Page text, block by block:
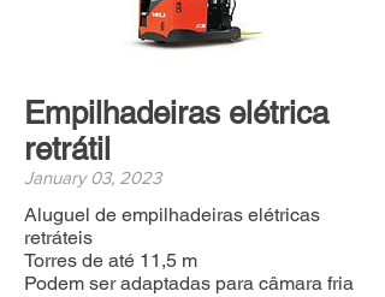
Empilhadeiras elétrica
retrátil
January 03, 2023
Aluguel de empilhadeiras elétricas
retráteis
Torres de até 11,5 m
Podem ser adaptadas para câmara fria